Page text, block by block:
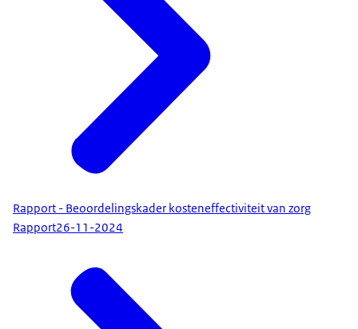
Rapport - Beoordelingskader kosteneffectiviteit van zorg
Rapport26-11-2024